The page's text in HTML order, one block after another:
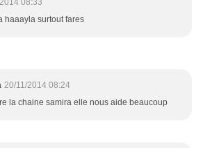
08:33
haaayla surtout fares
20/11/2014 08:24
la chaine samira elle nous aide beaucoup